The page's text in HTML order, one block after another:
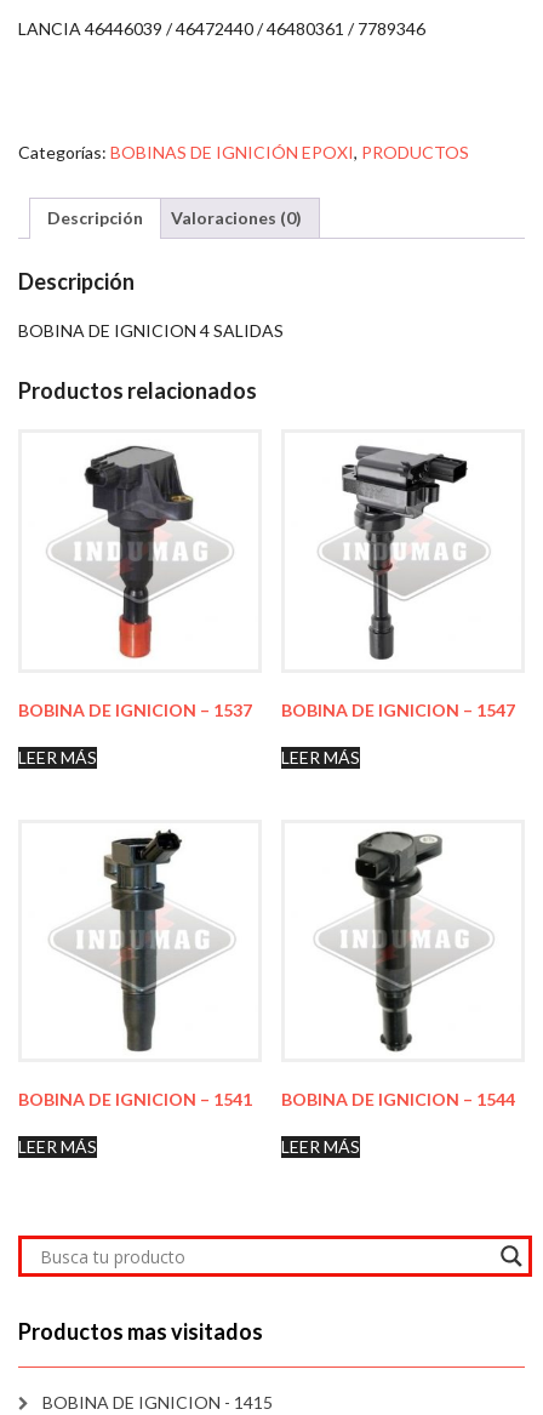
LANCIA 46446039 / 46472440 / 46480361 / 7789346
Categorías: BOBINAS DE IGNICIÓN EPOXI, PRODUCTOS
Descripción Valoraciones (0)
Descripción
BOBINA DE IGNICION 4 SALIDAS
Productos relacionados
BOBINA DE IGNICION – 1537
LEER MÁS
BOBINA DE IGNICION – 1547
LEER MÁS
BOBINA DE IGNICION – 1541
LEER MÁS
BOBINA DE IGNICION – 1544
LEER MÁS
Productos mas visitados
BOBINA DE IGNICION - 1415